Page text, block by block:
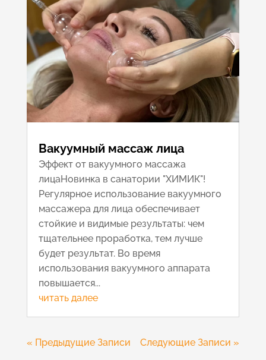
Вакуумный массаж лица
Эффект от вакуумного массажа
лицаНовинка в санатории "ХИМИК"!
Регулярное использование вакуумного
массажера для лица обеспечивает
стойкие и видимые результаты: чем
тщательнее проработка, тем лучше
будет результат. Во время
использования вакуумного аппарата
повышается...
читать далее
« Предыдущие Записи Следующие Записи »